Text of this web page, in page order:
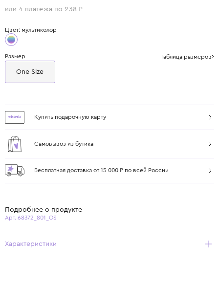
или 4 платежа по 238 ₽
Цвет: мультиколор
Размер Таблица размеров
One Size
Купить подарочную карту
Самовывоз из бутика
Бесплатная доставка от 15 000 ₽ по всей России
Подробнее о продукте
Арт. 68372_801_OS
Характеристики